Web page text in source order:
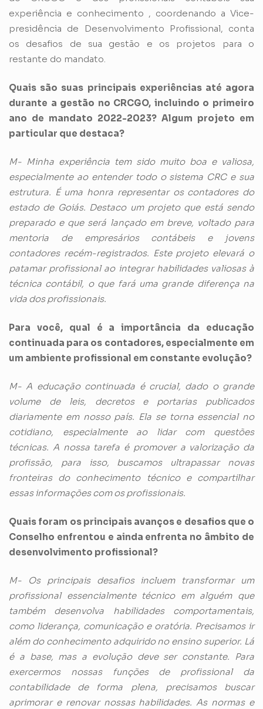
experiência e conhecimento , coordenando a Vice-
presidência de Desenvolvimento Profissional, conta
os desafios de sua gestão e os projetos para o
restante do mandato.
Quais são suas principais experiências até agora
durante a gestão no CRCGO, incluindo o primeiro
ano de mandato 2022-2023? Algum projeto em
particular que destaca?
M- Minha experiência tem sido muito boa e valiosa,
especialmente ao entender todo o sistema CRC e sua
estrutura. É uma honra representar os contadores do
estado de Goiás. Destaco um projeto que está sendo
preparado e que será lançado em breve, voltado para
mentoria de empresários contábeis e jovens
contadores recém-registrados. Este projeto elevará o
patamar profissional ao integrar habilidades valiosas à
técnica contábil, o que fará uma grande diferença na
vida dos profissionais.
Para você, qual é a importância da educação
continuada para os contadores, especialmente em
um ambiente profissional em constante evolução?
M- A educação continuada é crucial, dado o grande
volume de leis, decretos e portarias publicados
diariamente em nosso país. Ela se torna essencial no
cotidiano, especialmente ao lidar com questões
técnicas. A nossa tarefa é promover a valorização da
profissão, para isso, buscamos ultrapassar novas
fronteiras do conhecimento técnico e compartilhar
essas informações com os profissionais.
Quais foram os principais avanços e desafios que o
Conselho enfrentou e ainda enfrenta no âmbito de
desenvolvimento profissional?
M- Os principais desafios incluem transformar um
profissional essencialmente técnico em alguém que
também desenvolva habilidades comportamentais,
como liderança, comunicação e oratória. Precisamos ir
além do conhecimento adquirido no ensino superior. Lá
é a base, mas a evolução deve ser constante. Para
exercermos nossas funções de profissional da
contabilidade de forma plena, precisamos buscar
aprimorar e renovar nossas habilidades. As normas e